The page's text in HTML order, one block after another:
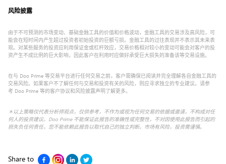
风险披露
由于不可预测的市场变动、基础金融工具的价值和价格波动，金融工具的交易涉及高风险，可
能会在短时间内产生超过投资者初始投资的巨额亏损。金融工具的过往表现并不表示其未来表
现。对某些服务的投资应利用保证金或杠杆效应，交易价格相对较小的变动可能会对客户的投
资产生不成比例的巨大影响，因此客户在利用时应做好承受巨大损失的准备该等交易设施。
在与 Doo Prime 等交易平台进行任何交易之前，客户需确保已阅读并完全理解各自金融工具的
交易风险。如果客户不了解任何与交易和投资有关的风险，则应寻求独立的专业建议。请参
考 Doo Prime 等的客户协议和风险披露声明了解更多。
＊以上策略仅代表分析师观点，仅供参考，不作为或视为任何交易的依据或邀请，不构成对任
何人的投资建议。Doo Prime 不能保证此报告的准确性或完整性，不对因使用此报告而引起的
损失负任何责任，您不能依赖此报告以取代自己的独立判断。市场有风险，投资需谨慎。
Share to